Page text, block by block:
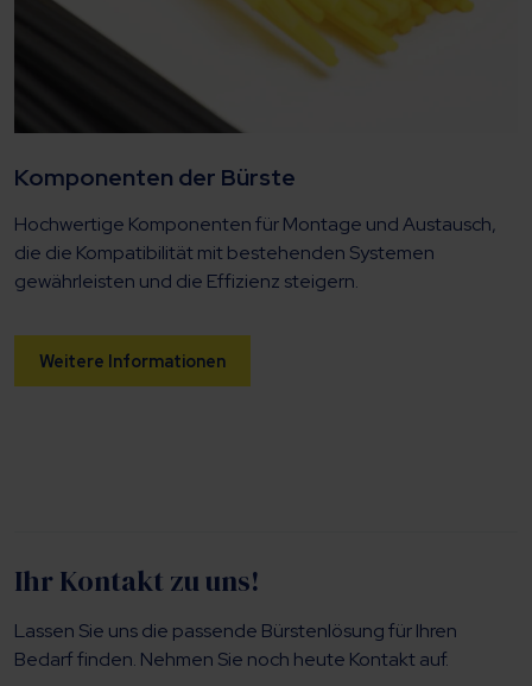
Komponenten der Bürste
Hochwertige Komponenten für Montage und Austausch,
die die Kompatibilität mit bestehenden Systemen
gewährleisten und die Effizienz steigern.
Weitere Informationen
Ihr Kontakt zu uns!
Lassen Sie uns die passende Bürstenlösung für Ihren
Bedarf finden. Nehmen Sie noch heute Kontakt auf.